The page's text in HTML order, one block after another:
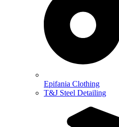
Epifania Clothing
T&J Steel Detailing